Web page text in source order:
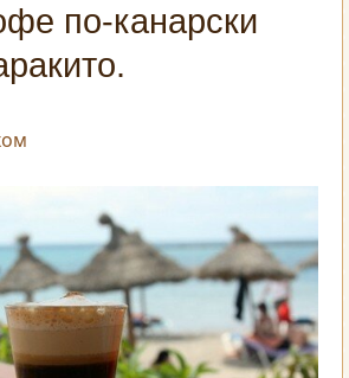
по-канарски